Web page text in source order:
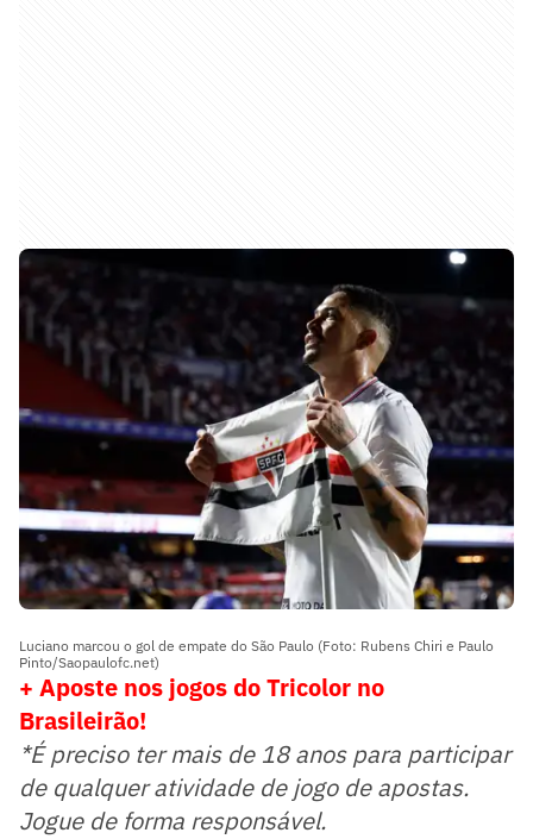
Luciano marcou o gol de empate do São Paulo (Foto: Rubens Chiri e Paulo
Pinto/Saopaulofc.net)
+ Aposte nos jogos do Tricolor no
Brasileirão!
*É preciso ter mais de 18 anos para participar
de qualquer atividade de jogo de apostas.
Jogue de forma responsável.